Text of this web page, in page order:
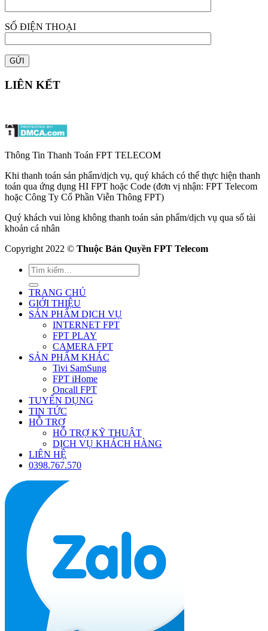
SỐ ĐIỆN THOẠI
LIÊN KẾT
Thông Tin Thanh Toán FPT TELECOM
Khi thanh toán sản phẩm/dịch vụ, quý khách có thể thực hiện thanh
toán qua ứng dụng HI FPT hoặc Code (đơn vị nhận: FPT Telecom
hoặc Công Ty Cổ Phần Viễn Thông FPT)
Quý khách vui lòng không thanh toán sản phẩm/dịch vụ qua số tài
khoản cá nhân
Copyright 2022 © Thuộc Bản Quyền FPT Telecom
TRANG CHỦ
GIỚI THIỆU
SẢN PHẨM DỊCH VỤ
INTERNET FPT
FPT PLAY
CAMERA FPT
SẢN PHẨM KHÁC
Tivi SamSung
FPT iHome
Oncall FPT
TUYỂN DỤNG
TIN TỨC
HỖ TRỢ
HỖ TRỢ KỸ THUẬT
DỊCH VỤ KHÁCH HÀNG
LIÊN HỆ
0398.767.570